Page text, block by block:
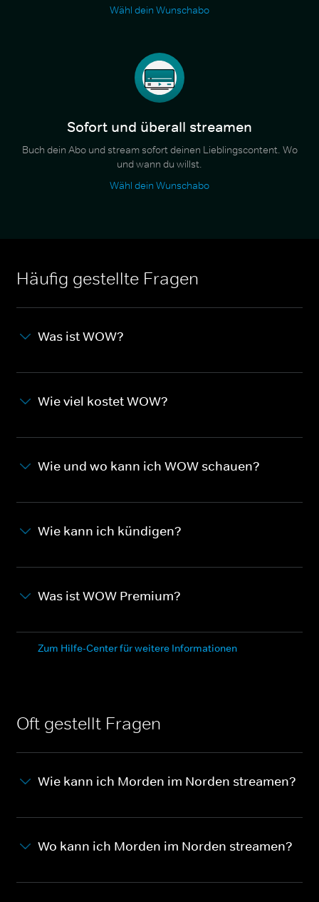
Wähl dein Wunschabo
Sofort und überall streamen
Buch dein Abo und stream sofort deinen Lieblingscontent. Wo
und wann du willst.
Wähl dein Wunschabo
Häufig gestellte Fragen
Was ist WOW?
Wie viel kostet WOW?
Wie und wo kann ich WOW schauen?
Wie kann ich kündigen?
Was ist WOW Premium?
Zum Hilfe-Center für weitere Informationen
Oft gestellt Fragen
Wie kann ich Morden im Norden streamen?
Wo kann ich Morden im Norden streamen?